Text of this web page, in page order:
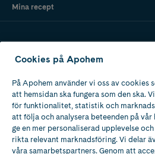
Mina recept
Ladda ner vår app
Apotek med tillstånd
av Läkemedelsverket
Cookies på Apohem
På Apohem använder vi oss av cookies
att hemsidan ska fungera som den ska.
för funktionalitet, statistik och
att följa och analysera beteenden på vår
ge en mer personaliserad upplevelse
rikta relevant marknadsföring. Vi delar
våra samarbetspartners. Genom att